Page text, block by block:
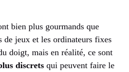
bien plus gourmands que
de jeux et les ordinateurs fixes
doigt, mais en réalité, ce sont
discrets qui peuvent faire le